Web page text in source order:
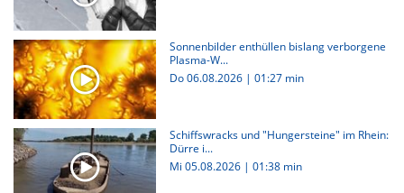
Sonnenbilder enthüllen bislang verborgene
Plasma-W...
Do 06.08.2026 | 01:27 min
Schiffswracks und "Hungersteine" im Rhein:
Dürre i...
Mi 05.08.2026 | 01:38 min